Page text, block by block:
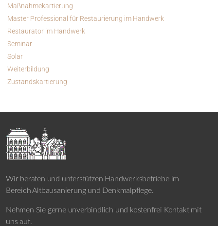
Maßnahmekartierung
Master Professional für Restaurierung im Handwerk
Restaurator im Handwerk
Seminar
Solar
Weiterbildung
Zustandskartierung
Wir beraten und unterstützen Handwerksbetriebe im
Bereich Altbausanierung und Denkmalpflege.
Nehmen Sie gerne unverbindlich und kostenfrei Kontakt mit
uns auf.